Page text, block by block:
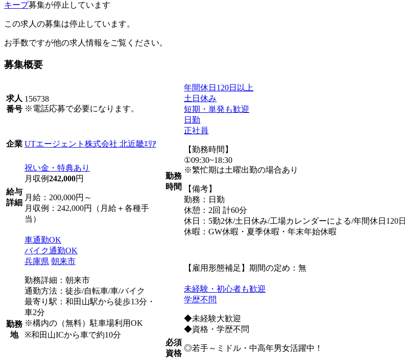
キープ募集が停止しています
この求人の募集は停止しています。
お手数ですが他の求人情報をご覧ください。
募集概要
求人
番号
156738
※電話応募で必要になります。
企業 UTエージェント株式会社 北近畿ｴﾘｱ
給与
詳細
祝い金・特典あり
月収例242,000円
月給：200,000円～
月収例：242,000円（月給＋各種手
当）
勤務
地
車通勤OK
バイク通勤OK
兵庫県 朝来市
勤務詳細：朝来市
通勤方法：徒歩/自転車/車/バイク
最寄り駅：和田山駅から徒歩13分・
車2分
※構内の（無料）駐車場利用OK
※和田山ICから車で約10分
勤務
時間
年間休日120日以上
土日休み
短期・単発も歓迎
日勤
正社員
【勤務時間】
①09:30~18:30
※繁忙期は土曜出勤の場合あり
【備考】
勤務：日勤
休憩：2回 計60分
休日：5勤2休/土日休み/工場カレンダーによる/年間休日120日
休暇：GW休暇・夏季休暇・年末年始休暇
【雇用形態補足】期間の定め：無
必須
資格
未経験・初心者も歓迎
学歴不問
◆未経験大歓迎
◆資格・学歴不問
◎若手～ミドル・中高年男女活躍中！